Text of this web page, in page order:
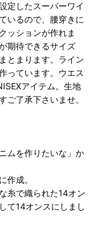
定したスーパーワイ
いるので、腰穿きに
ッションが作れま
期待できるサイズ
とまります。ライン
っています。ウエス
アイテム。生地
ご了承下さいませ。
ムを作りたいな」か
作成。
糸で織られた14オン
て14オンスにしまし